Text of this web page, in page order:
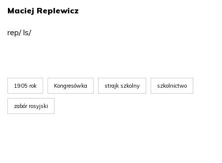
Maciej Replewicz
rep/ ls/
1905 rok Kongresówka strajk szkolny szkolnictwo
zabór rosyjski